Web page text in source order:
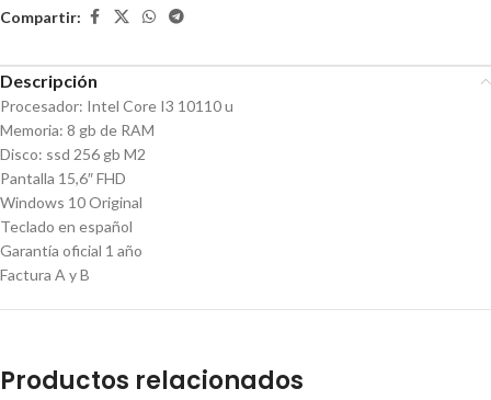
Compartir:
Descripción
Procesador: Intel Core I3 10110 u
Memoria: 8 gb de RAM
Disco: ssd 256 gb M2
Pantalla 15,6″ FHD
Windows 10 Original
Teclado en español
Garantía oficial 1 año
Factura A y B
Productos relacionados